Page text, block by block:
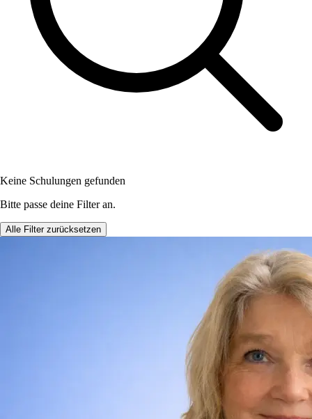
Keine Schulungen gefunden
Bitte passe deine Filter an.
Alle Filter zurücksetzen